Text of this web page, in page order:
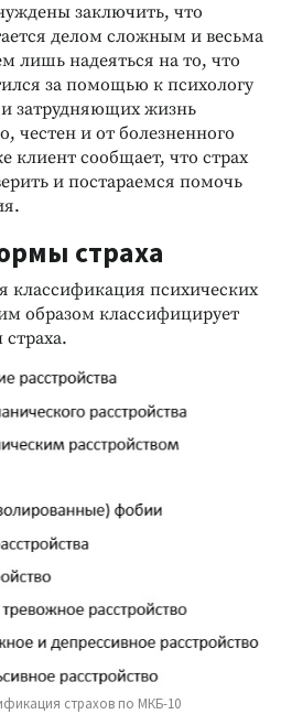
заключить, что
делом сложным и весьма
надеяться на то, что
за помощью к психологу
затрудняющих жизнь
честен и от болезненного
клиент сообщает, что страх
и постараемся помочь
страха
классификация психических
образом классифицирует
страхов по МКБ-10